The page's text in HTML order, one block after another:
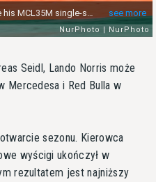
Seidl, Lando Norris może
Mercedesa i Red Bulla w
sezonu. Kierowca
wyścigi ukończył w
rezultatem jest najniższy